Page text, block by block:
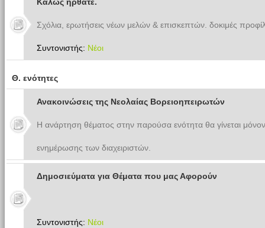
Σχόλια, ερωτήσεις νέων μελών & επισκεπτών. δοκιμές
Συντονιστής: Νέοι
Θ. ενότητες
Ανακοινώσεις της Νεολαίας Βορειοηπειρωτών
Η ανάρτηση θέματος στην παρούσα ενότητα θα γίνεται
ενημέρωσης των διαχειριστών.
Δημοσιεύματα για Θέματα που μας Αφορούν
Συντονιστής: Νέοι